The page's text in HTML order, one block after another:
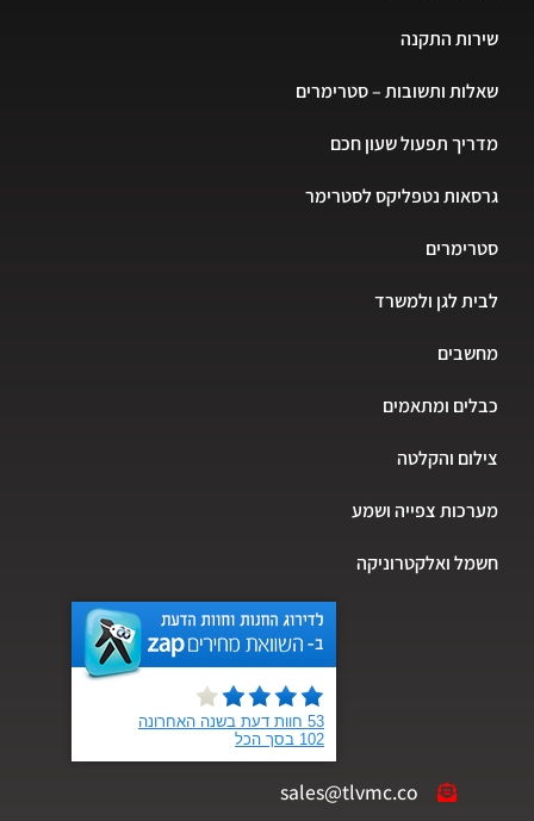
שירות התקנה
שאלות ותשובות – סטרימרים
מדריך תפעול שעון חכם
גרסאות נטפליקס לסטרימר
סטרימרים
לבית לגן ולמשרד
מחשבים
כבלים ומתאמים
צילום והקלטה
מערכות צפייה ושמע
חשמל ואלקטרוניקה
sales@tlvmc.co